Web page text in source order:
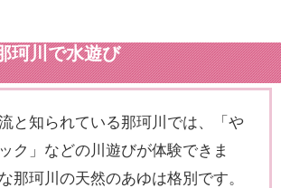
珂川で水遊び
と知られている那珂川では、「や
ク」などの川遊びが体験できま
那珂川の天然のあゆは格別です。